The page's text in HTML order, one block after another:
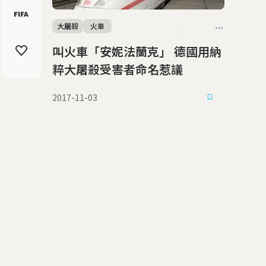
叫火車「安妮法蘭克」 德國用納
粹大屠殺受害者命名惹議
大屠殺 火車
2017-11-03